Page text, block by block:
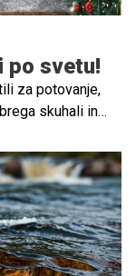
po svetu!
za potovanje,
skuhali in
ni, kar
svetu. Ne glede
ostaja
najmlajši
obisk dobrega
drugačno ime,